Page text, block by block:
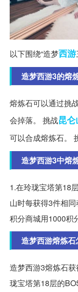
以下围绕“造梦西游
造梦西游3的熔
熔炼石可以通过挑
会掉落。 挑战昆仑
可以合成熔炼石。
造梦西游3中熔
1.在玲珑宝塔第18
山时每获得3件相
积分商城用1000积
造梦西游熔炼
造梦西游3熔炼石
珑宝塔第18层的